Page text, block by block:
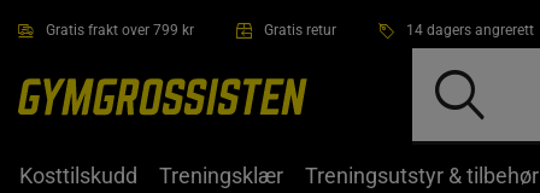
Gratis frakt over 799 kr Gratis retur 14 dagers angrerett
Kosttilskudd Treningsklær Treningsutstyr & tilbehør